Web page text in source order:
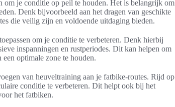
je conditie op peil te houden. Het is belangrijk om
Denk bijvoorbeeld aan het dragen van geschikte
die veilig zijn en voldoende uitdaging bieden.
om je conditie te verbeteren. Denk hierbij
inspanningen en rustperiodes. Dit kan helpen om
optimale zone te houden.
van heuveltraining aan je fatbike-routes. Rijd op
conditie te verbeteren. Dit helpt ook bij het
het fatbiken.